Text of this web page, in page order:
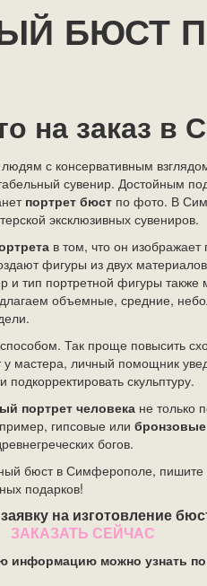
БЮСТ
на заказ в
людям с консервативным
сувенир. Достойным
портрет бюст по фото. В
эксклюзивных сувениров.
в том, что он
фигуры из двух
и тип портретной фигуры также
объемные, средние,
Так проще повысить
мастера, личный помощник
скульптуру.
портрет человека не только
гипсовые или
богов.
бюст в Симферополе,
подарков!
на изготовление
ЗАКАЗАТЬ СЕЙЧАС
информацию можно узнать